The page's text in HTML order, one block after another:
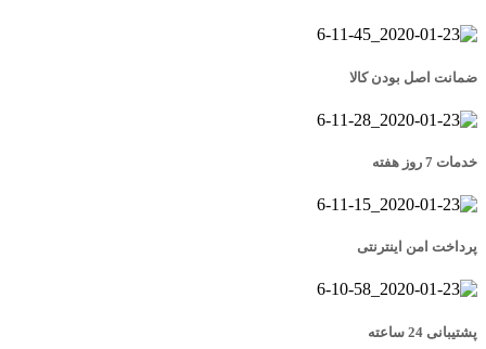
ضمانت اصل بودن کالا
خدمات 7 روز هفته
پرداخت امن اینترنتی
پشتیبانی 24 ساعته